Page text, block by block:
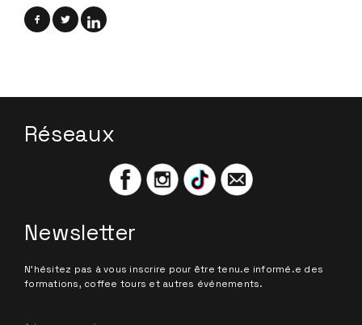
Réseaux
Newsletter
N'hésitez pas à vous inscrire pour être tenu.e informé.e des
formations, coffee tours et autres événements.